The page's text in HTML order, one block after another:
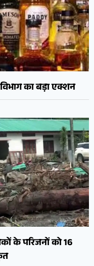
का बड़ा एक्शन
के परिजनों को 16